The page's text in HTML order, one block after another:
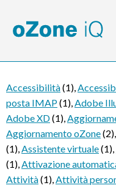
Accessibilità(1),
posta IMAP(1),Adobe
Adobe XD(1),
Aggiornamento oZone(2),
(1),Assistente virtuale(1),
(1),Attivazione
Attività(1),Attività